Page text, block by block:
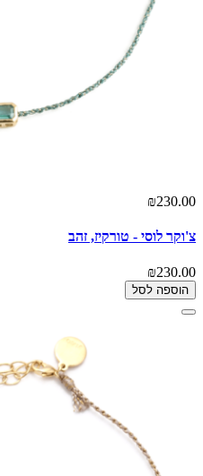
₪230.00
צ'וקר לוסי - טורקיז, זהב
₪230.00
הוספה לסל